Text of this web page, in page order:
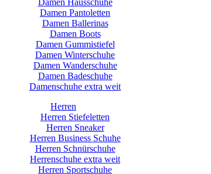
Damen Hausschuhe
Damen Pantoletten
Damen Ballerinas
Damen Boots
Damen Gummistiefel
Damen Winterschuhe
Damen Wanderschuhe
Damen Badeschuhe
Damenschuhe extra weit
Herren
Herren Stiefeletten
Herren Sneaker
Herren Business Schuhe
Herren Schnürschuhe
Herrenschuhe extra weit
Herren Sportschuhe